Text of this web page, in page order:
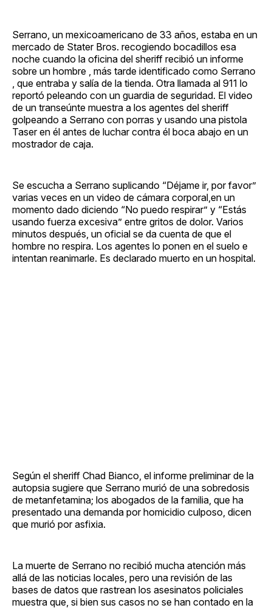
Serrano, un mexicoamericano de 33 años, estaba en un
mercado de Stater Bros. recogiendo bocadillos esa
noche cuando la oficina del sheriff recibió un informe
sobre un hombre , más tarde identificado como Serrano
, que entraba y salía de la tienda. Otra llamada al 911 lo
reportó peleando con un guardia de seguridad. El video
de un transeúnte muestra a los agentes del sheriff
golpeando a Serrano con porras y usando una pistola
Taser en él antes de luchar contra él boca abajo en un
mostrador de caja.
Se escucha a Serrano suplicando “Déjame ir, por favor”
varias veces en un video de cámara corporal,en un
momento dado diciendo “No puedo respirar” y “Estás
usando fuerza excesiva” entre gritos de dolor. Varios
minutos después, un oficial se da cuenta de que el
hombre no respira. Los agentes lo ponen en el suelo e
intentan reanimarle. Es declarado muerto en un hospital.
Según el sheriff Chad Bianco, el informe preliminar de la
autopsia sugiere que Serrano murió de una sobredosis
de metanfetamina; los abogados de la familia, que ha
presentado una demanda por homicidio culposo, dicen
que murió por asfixia.
La muerte de Serrano no recibió mucha atención más
allá de las noticias locales, pero una revisión de las
bases de datos que rastrean los asesinatos policiales
muestra que, si bien sus casos no se han contado en la